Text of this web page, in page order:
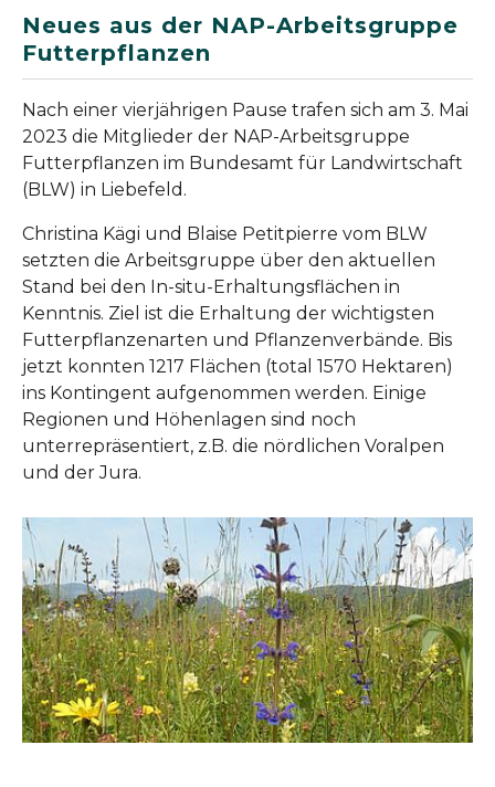
Neues aus der NAP-Arbeitsgruppe
Futterpflanzen
Nach einer vierjährigen Pause trafen sich am 3. Mai
2023 die Mitglieder der NAP-Arbeitsgruppe
Futterpflanzen im Bundesamt für Landwirtschaft
(BLW) in Liebefeld.
Christina Kägi und Blaise Petitpierre vom BLW
setzten die Arbeitsgruppe über den aktuellen
Stand bei den In-situ-Erhaltungsflächen in
Kenntnis. Ziel ist die Erhaltung der wichtigsten
Futterpflanzenarten und Pflanzenverbände. Bis
jetzt konnten 1217 Flächen (total 1570 Hektaren)
ins Kontingent aufgenommen werden. Einige
Regionen und Höhenlagen sind noch
unterrepräsentiert, z.B. die nördlichen Voralpen
und der Jura.